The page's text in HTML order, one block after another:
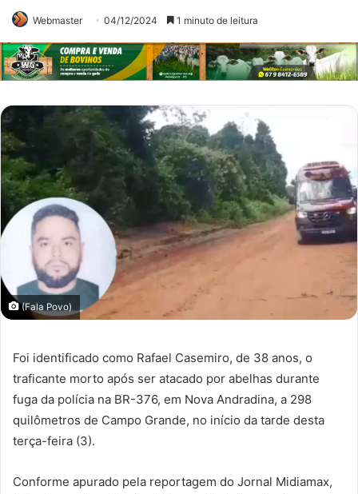
Webmaster 04/12/2024 1 minuto de leitura
(Fala Povo)
Foi identificado como Rafael Casemiro, de 38 anos, o
traficante morto após ser atacado por abelhas durante
fuga da polícia na BR-376, em Nova Andradina, a 298
quilômetros de Campo Grande, no início da tarde desta
terça-feira (3).
Conforme apurado pela reportagem do Jornal Midiamax,